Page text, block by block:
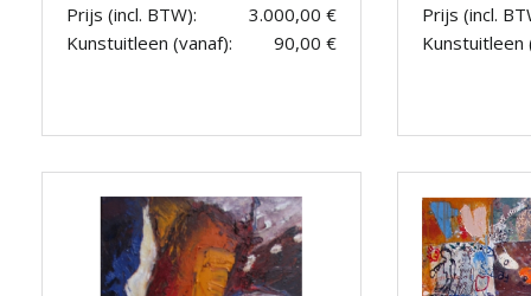
Prijs (incl. BTW):
3.000,00 €
Kunstuitleen (vanaf):
90,00 €
Prijs (incl.
Kunstuitleen